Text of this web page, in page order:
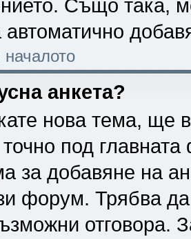
Също така,
автоматично
анкета?
нова тема,
точно под
за добавяне на
форум. Трябва
отговора.